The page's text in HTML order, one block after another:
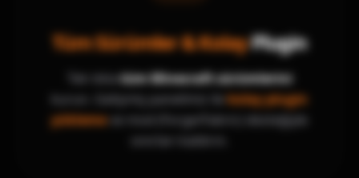
Tüm Sürümler & KolayPlugin
Tek tıklatüm Minecraft sürümlerini
kurun. Gelişmiş panelimiz ilekolay plugin
yüklemeve mod (Forge/Fabric) desteğiyle